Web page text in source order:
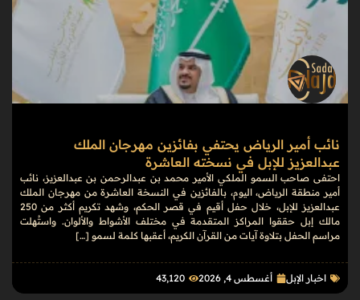
نائب أمير الرياض يحتفي بفائزين مهرجان الملك
عبدالعزيز للإبل في نسخته العاشرة
احتفى صاحب السمو الملكي الأمير محمد بن عبدالرحمن بن عبدالعزيز، نائب
أمير منطقة الرياض، اليوم، بالفائزين في النسخة العاشرة من مهرجان الملك
عبدالعزيز للإبل، خلال حفل أقيم في قصر الحكم، وشهد تكريم أكثر من 250
مالك إبل حققوا المراكز المتقدمة في مختلف الأشواط والألوان. واستُهلت
مراسم الحفل بتلاوة آيات من القرآن الكريم، أعقبها كلمة لسمو […]
اخبار الإبل أغسطس 4, 2026 43٬120